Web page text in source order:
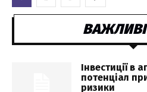
Інвестиції в
потенціал
ризики